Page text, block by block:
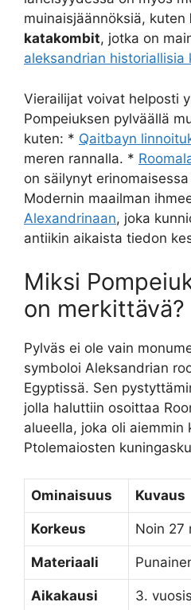
muinaisjäännöksiä, kuten
katakombit, jotka on
aleksandrian historiallisia
Vierailijat voivat helposti
Pompeiuksen pylväällä
kuten: * Qaitbayn
meren rannalla. *
on säilynyt
Modernin maailman
Alexandrinaan, joka
antiikin aikaista tiedon
Miksi
on merkittävä?
Pylväs ei ole vain
symboloi Aleksandrian
Egyptissä. Sen
jolla haluttiin osoittaa
alueella, joka oli aiemmin
Ptolemaiosten
Ominaisuus Kuvaus
Korkeus Noin 27
Materiaali
Aikakausi 3.